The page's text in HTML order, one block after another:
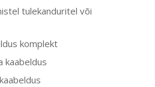
tulekanduritel või
komplekt
kaabeldus